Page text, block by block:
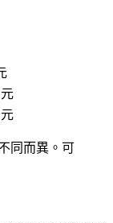
同而異。可